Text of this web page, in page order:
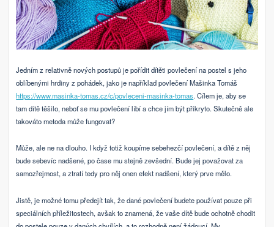
Jedním z relativně nových postupů je pořídit dítěti povlečení na postel s jeho
oblíbenými hrdiny z pohádek, jako je například povlečení Mašinka Tomáš
https://www.masinka-tomas.cz/c/povleceni-masinka-tomas. Cílem je, aby se
tam dítě těšilo, neboť se mu povlečení líbí a chce jím být přikryto. Skutečně ale
takováto metoda může fungovat?
Může, ale ne na dlouho. I když totiž koupíme sebehezčí povlečení, a dítě z něj
bude sebevíc nadšené, po čase mu stejně zevšední. Bude jej považovat za
samozřejmost, a ztratí tedy pro něj onen efekt nadšení, který prve mělo.
Jistě, je možné tomu předejít tak, že dané povlečení budete používat pouze při
speciálních příležitostech, avšak to znamená, že vaše dítě bude ochotně chodit